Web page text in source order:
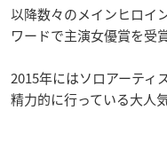
以降数々のメインヒロイ
ワードで主演女優賞を受
2015年にはソロアーティ
精力的に行っている大人